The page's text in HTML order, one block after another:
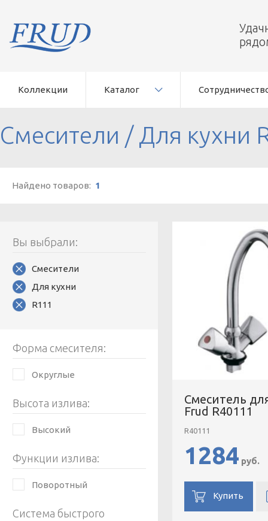
Коллекции Каталог
Смесители /Для кухни
Найдено товаров: 1
Вы выбрали:
Смесители
Для кухни
R111
Форма смесителя:
Округлые
Высота излива:
Высокий
Функции излива:
Поворотный
Система быстрого
Смеситель
Frud R40111
R40111
1284 руб.
Купить